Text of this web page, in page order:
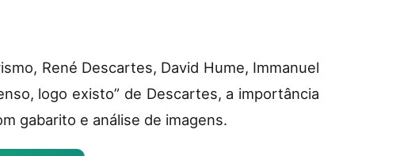
René Descartes, David Hume, Immanuel
logo existo” de Descartes, a importância
gabarito e análise de imagens.